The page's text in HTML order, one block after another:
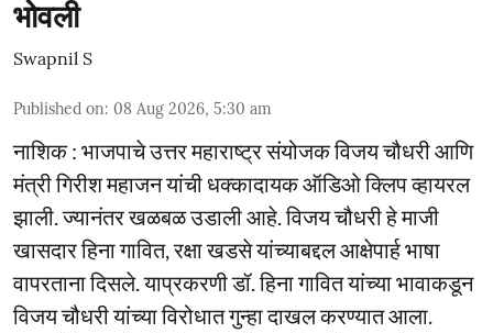
भोवली
Swapnil S
Published on: 08 Aug 2026, 5:30 am
नाशिक : भाजपाचे उत्तर महाराष्ट्र संयोजक विजय चौधरी आणि
मंत्री गिरीश महाजन यांची धक्कादायक ऑडिओ क्लिप व्हायरल
झाली. ज्यानंतर खळबळ उडाली आहे. विजय चौधरी हे माजी
खासदार हिना गावित, रक्षा खडसे यांच्याबद्दल आक्षेपार्ह भाषा
वापरताना दिसले. याप्रकरणी डॉ. हिना गावित यांच्या भावाकडून
विजय चौधरी यांच्या विरोधात गुन्हा दाखल करण्यात आला.